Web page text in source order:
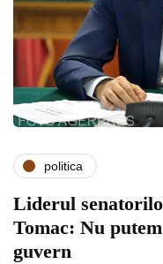
politica
Liderul
Tomac: Nu
guvern